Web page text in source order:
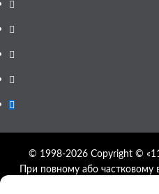
YouTube
Telegram
Instagram
Twitter
Google
© 1998-2026 Copyright © «11
При повному або частковому